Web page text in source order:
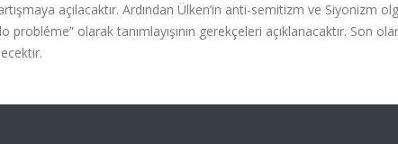
açılacaktır. Ardından Ülken’in anti-semitizm ve Siyonizm
olarak tanımlayışının gerekçeleri açıklanacaktır. Son